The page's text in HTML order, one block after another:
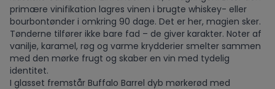
primære vinifikation lagres vinen i brugte whiskey- eller
bourbontønder i omkring 90 dage. Det er her, magien sker.
Tønderne tilfører ikke bare fad – de giver karakter. Noter af
vanilje, karamel, røg og varme krydderier smelter sammen
med den mørke frugt og skaber en vin med tydelig
identitet.
I glasset fremstår Buffalo Barrel dyb mørkerød med